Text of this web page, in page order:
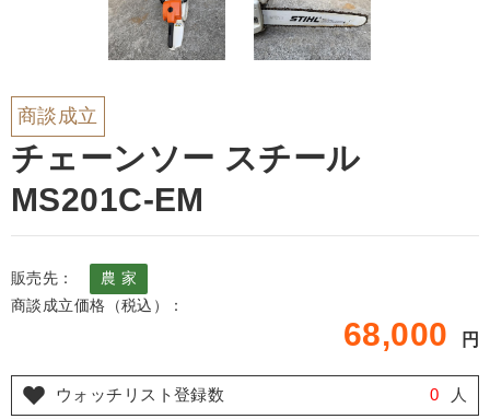
商談成立
チェーンソー スチール
MS201C-EM
販売先：
農 家
商談成立価格（税込）：
68,000 円
ウォッチリスト登録数 0 人